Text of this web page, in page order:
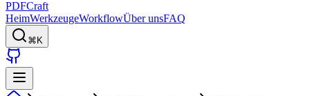
PDFCraft
HeimWerkzeugeWorkflowÜber unsFAQ
⌘K